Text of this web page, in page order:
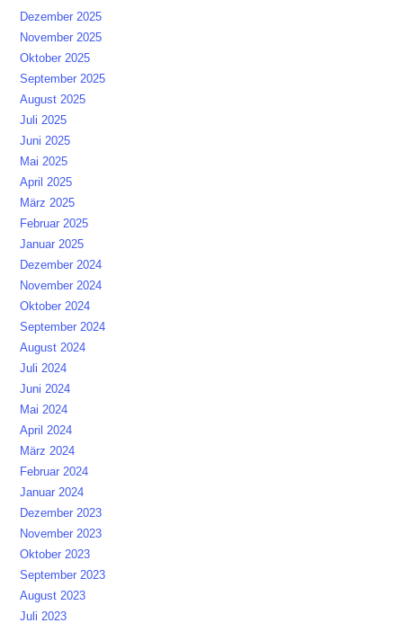
Dezember 2025
November 2025
Oktober 2025
September 2025
August 2025
Juli 2025
Juni 2025
Mai 2025
April 2025
März 2025
Februar 2025
Januar 2025
Dezember 2024
November 2024
Oktober 2024
September 2024
August 2024
Juli 2024
Juni 2024
Mai 2024
April 2024
März 2024
Februar 2024
Januar 2024
Dezember 2023
November 2023
Oktober 2023
September 2023
August 2023
Juli 2023